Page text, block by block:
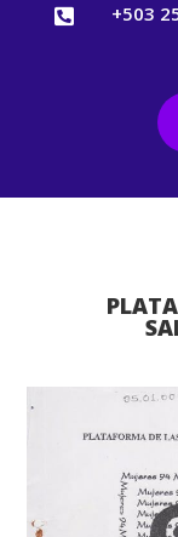
 +503